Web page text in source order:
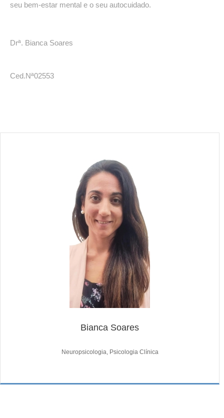
seu bem-estar mental e o seu autocuidado.
Drª. Bianca Soares
Ced.Nª02553
Bianca Soares
Neuropsicologia, Psicologia Clínica